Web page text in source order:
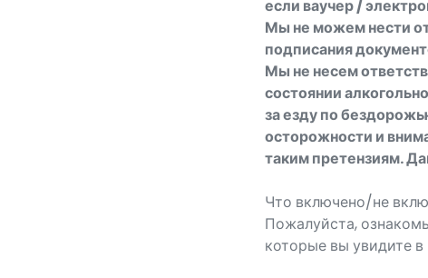
если ваучер /
Мы не можем нести
подписания
Мы не несем
состоянии
за езду по
осторожности и
таким претензиям.
Что включено/не
Пожалуйста,
которые вы увидите